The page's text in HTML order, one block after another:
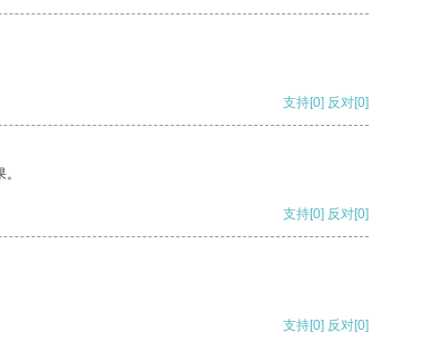
支持[0] 反对[0]
支持[0] 反对[0]
支持[0] 反对[0]